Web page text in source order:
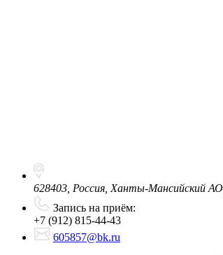
628403, Россия, Ханты-Мансийский
Запись на приём:
+7 (912) 815-44-43
605857@bk.ru